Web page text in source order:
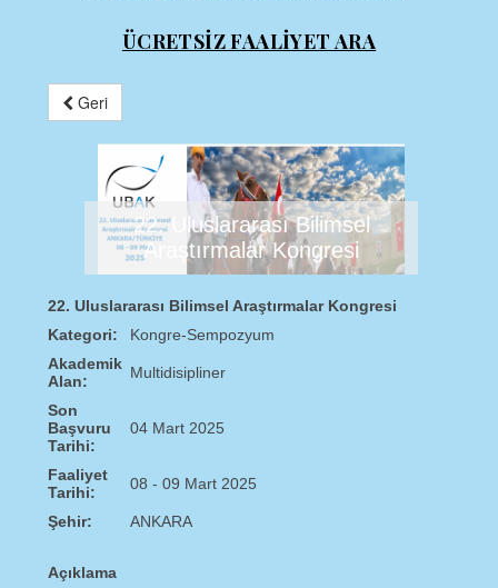
ÜCRETSİZ FAALİYET ARA
Geri
22. Uluslararası Bilimsel
Araştırmalar Kongresi
22. Uluslararası Bilimsel Araştırmalar Kongresi
Kategori:
Kongre-Sempozyum
Akademik
Alan:
Multidisipliner
Son
Başvuru
Tarihi:
04 Mart 2025
Faaliyet
Tarihi:
08 - 09 Mart 2025
Şehir: ANKARA
Açıklama